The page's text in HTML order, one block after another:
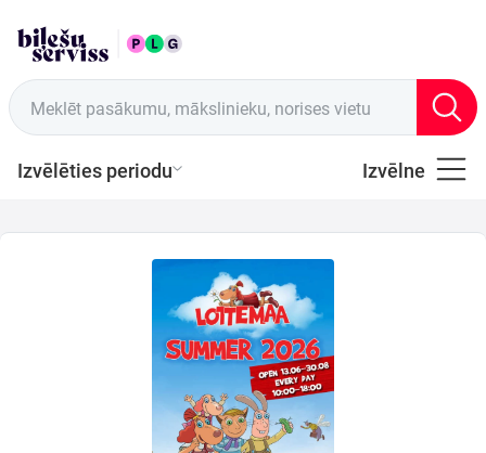
Meklēt pasākumu, mākslinieku, norises vietu
Izvēlēties periodu Izvēlne
LAT Tirdzniecības vietas